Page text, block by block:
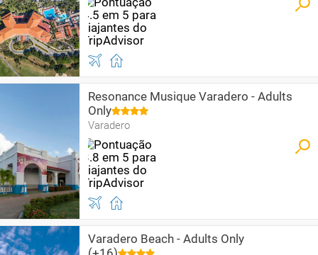
Resonance Musique Varadero - Adults
Only
Varadero
Varadero Beach - Adults Only